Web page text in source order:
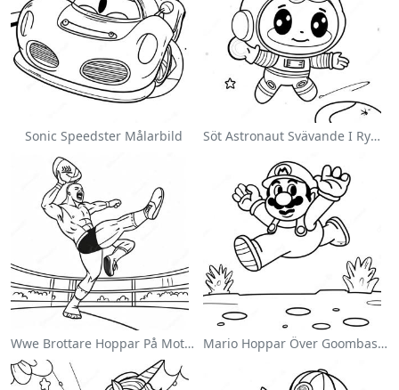
Sonic Speedster Målarbild Söt Astronaut Svävande I Rymden Målarbild
Wwe Brottare Hoppar På Motståndare Målarbild Mario Hoppar Över Goombas Målarbild